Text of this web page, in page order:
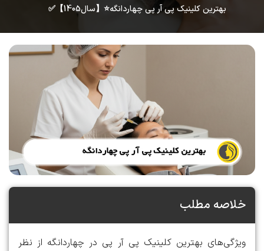
بهترین کلینیک پی آر پی چهاردانگه⭐【سال1405】✅
خلاصه مطلب
ویژگی‌های بهترین کلینیک پی آر پی در چهاردانگه از نظر